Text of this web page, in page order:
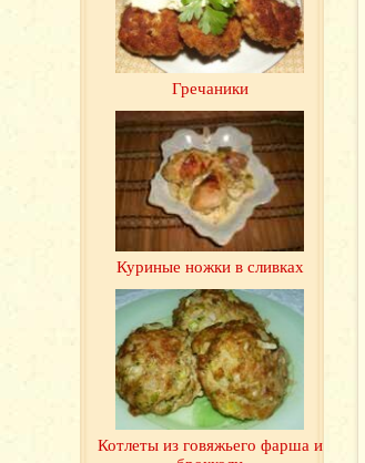
Гречаники
Куриные ножки в сливках
Котлеты из говяжьего фарша и